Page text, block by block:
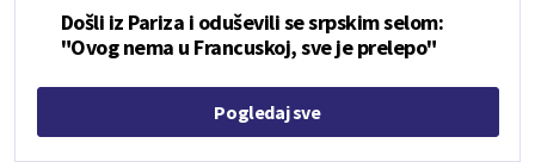
Došli iz Pariza i oduševili se srpskim selom:
"Ovog nema u Francuskoj, sve je prelepo"
Pogledaj sve